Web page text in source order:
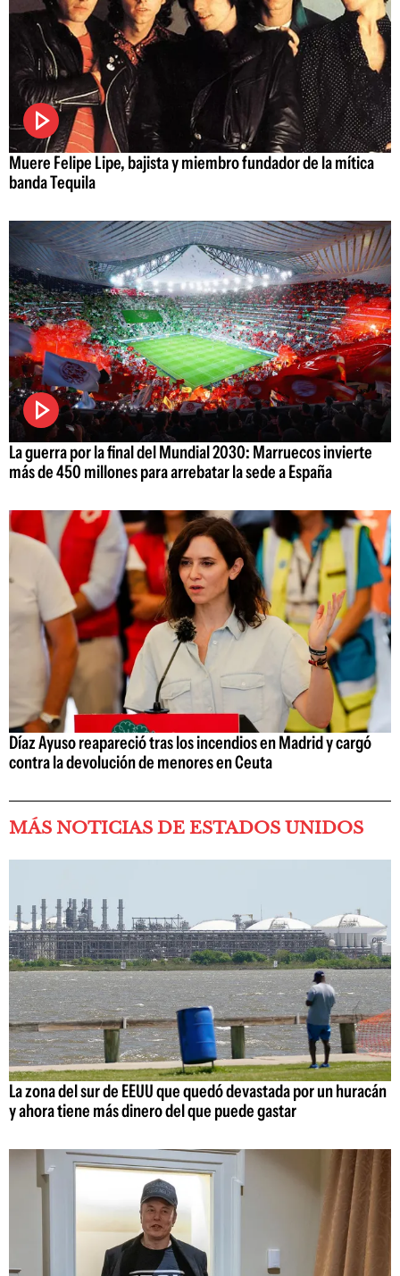
Muere Felipe Lipe, bajista y miembro fundador de la mítica
banda Tequila
La guerra por la final del Mundial 2030: Marruecos invierte
más de 450 millones para arrebatar la sede a España
Díaz Ayuso reapareció tras los incendios en Madrid y cargó
contra la devolución de menores en Ceuta
MÁS NOTICIAS DE ESTADOS UNIDOS
La zona del sur de EEUU que quedó devastada por un huracán
y ahora tiene más dinero del que puede gastar